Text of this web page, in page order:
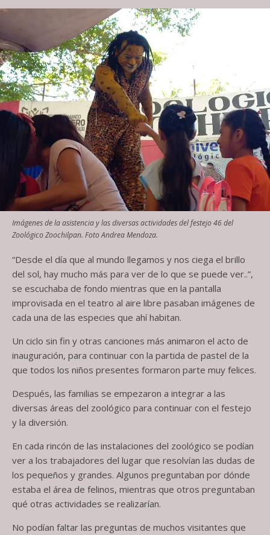
Imágenes de la asistencia y las diversas actividades del festejo 46 del
Zoológico Zoochilpan. Foto Andrea Mendoza.
“Desde el día que al mundo llegamos y nos ciega el brillo
del sol, hay mucho más para ver de lo que se puede ver..”,
se escuchaba de fondo mientras que en la pantalla
improvisada en el teatro al aire libre pasaban imágenes de
cada una de las especies que ahí habitan.
Un ciclo sin fin y otras canciones más animaron el acto de
inauguración, para continuar con la partida de pastel de la
que todos los niños presentes formaron parte muy felices.
Después, las familias se empezaron a integrar a las
diversas áreas del zoológico para continuar con el festejo
y la diversión.
En cada rincón de las instalaciones del zoológico se podían
ver a los trabajadores del lugar que resolvían las dudas de
los pequeños y grandes. Algunos preguntaban por dónde
estaba el área de felinos, mientras que otros preguntaban
qué otras actividades se realizarían.
No podían faltar las preguntas de muchos visitantes que